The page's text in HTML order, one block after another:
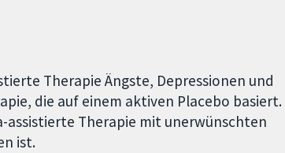
Therapie Ängste, Depressionen und
die auf einem aktiven Placebo basiert.
assistierte Therapie mit unerwünschten
ist.